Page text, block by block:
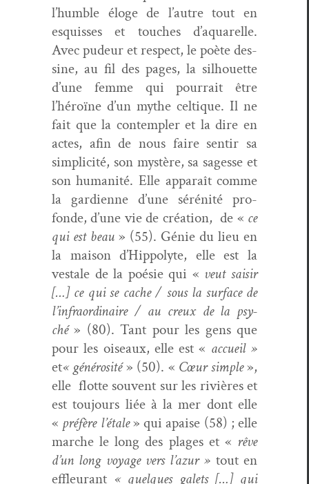
l’humble éloge de l’autre tout en
esquiss­es et touch­es d’aquarelle.
Avec pudeur et respect, le poète des­
sine, au fil des pages, la sil­hou­ette
d’une femme qui pour­rait être
l’héroïne d’un mythe cel­tique. Il ne
fait que la con­tem­pler et la dire en
actes, afin de nous faire sen­tir sa
sim­plic­ité, son mys­tère, sa sagesse et
son human­ité. Elle appa­raît comme
la gar­di­enne d’une sérénité pro­
fonde, d’une vie de créa­tion, de « ce
qui est beau » (55). Génie du lieu en
la mai­son d’Hippolyte, elle est la
vestale de la poésie qui « veut saisir
[…] ce qui se cache / sous la sur­face de
l’infraordinaire / au creux de la psy­
ché» (80). Tant pour les gens que
pour les oiseaux, elle est « accueil »
et« générosité» (50). « Cœur sim­ple»,
elle flotte sou­vent sur les riv­ières et
est tou­jours liée à la mer dont elle
« préfère l’étale» qui apaise (58) ; elle
marche le long des plages et « rêve
d’un long voy­age vers l’azur » tout en
effleu­rant« quelques galets […] qui